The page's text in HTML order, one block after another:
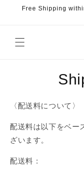
Skip to
Free Shipping
〈配送料について〉
配送料は以下をベー
ざいます。
配送料：